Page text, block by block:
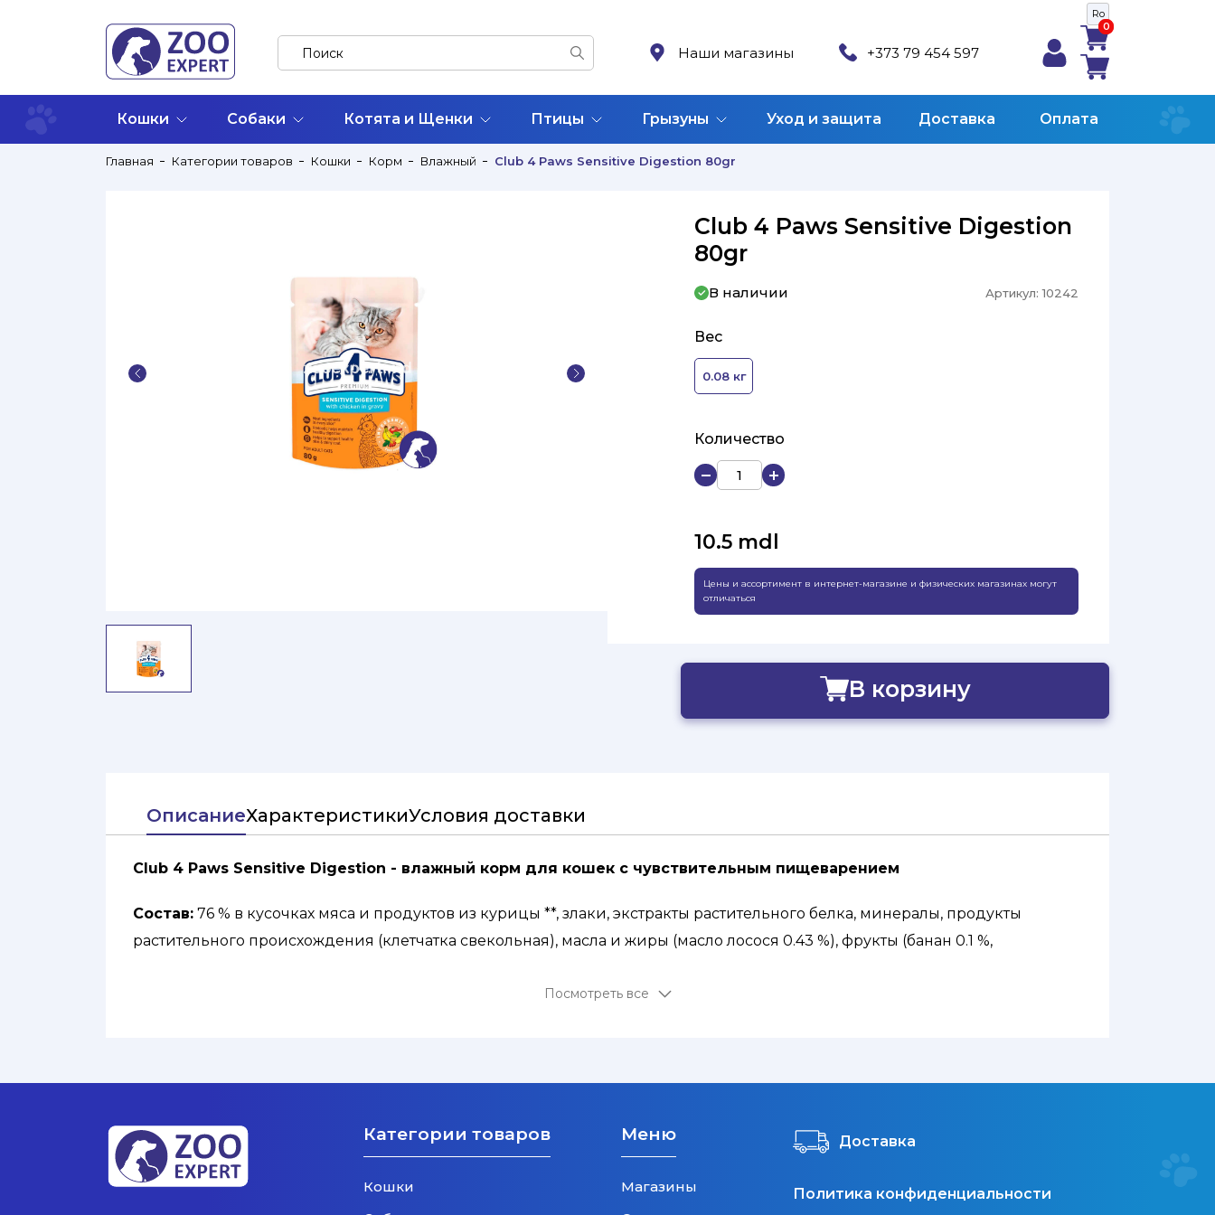
Ro
Наши магазины +373 79 454 597
0
0
Кошки Собаки Котята и Щенки Птицы Грызуны Уход и защита Доставка Оплата
Главная Категории товаров Кошки Корм Влажный Club 4 Paws Sensitive Digestion 80gr
Club 4 Paws Sensitive Digestion
80gr
В наличии Артикул:10242
Вес
0.08 кг
Количество
10.5 mdl
Цены и ассортимент в интернет-магазине и физических магазинах могут
отличаться
В корзину
ОписаниеХарактеристикиУсловия доставки
Club 4 Paws Sensitive Digestion - влажный корм для кошек с чувствительным пищеварением
Состав: 76 % в кусочках мяса и продуктов из курицы **, злаки, экстракты растительного белка, минералы, продукты
растительного происхождения (клетчатка свекольная), масла и жиры (масло лосося 0.43 %), фрукты (банан 0.1 %,
*Натуральные ингредиенты, высушенные. **Курица выращенная без антибиотиков.
Посмотреть все
Категории товаров
Кошки
Меню
Магазины
Доставка
Политика конфиденциальности